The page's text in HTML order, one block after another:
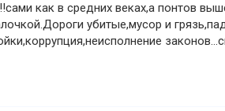
как в средних веках,а понтов
убитые,мусор и